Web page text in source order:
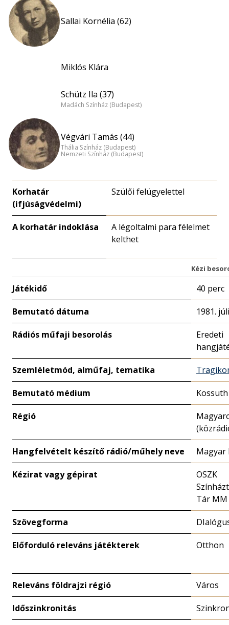
Sallai Kornélia (62)
Miklós Klára
Schütz Ila (37)
Madách Színház (Budapest)
Végvári Tamás (44)
Thália Színház (Budapest)
Nemzeti Színház (Budapest)
Korhatár
(ifjúságvédelmi)
Szülői felügyelettel
A korhatár indoklása
A légoltalmi para félelmet
kelthet
Kézi
Játékidő 40 perc
Bemutató dátuma 1981.
Rádiós műfaji besorolás
Eredeti
Szemléletmód, alműfaj, tematika
Bemutató médium Kossuth
Régió
Hangfelvételt készítő rádió/műhely neve Magyar
Kézirat vagy gépirat
OSZK
Tár MM
Szövegforma
Előforduló releváns játékterek Otthon
Releváns földrajzi régió Város
Időszinkronitás